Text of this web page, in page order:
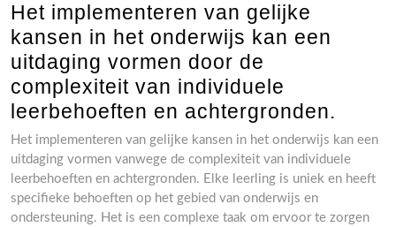
Het implementeren van gelijke
kansen in het onderwijs kan een
uitdaging vormen door de
complexiteit van individuele
leerbehoeften en achtergronden.
Het implementeren van gelijke kansen in het onderwijs kan een
uitdaging vormen vanwege de complexiteit van individuele
leerbehoeften en achtergronden. Elke leerling is uniek en heeft
specifieke behoeften op het gebied van onderwijs en
ondersteuning. Het is een complexe taak om ervoor te zorgen